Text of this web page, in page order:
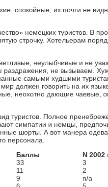
спокойные, их почти не
немецких туристов. В
строчку. Хотельерам
неулыбчивые и не
не вызываем.
самыми худшими
должен говорить на их
неохотно дающие чаевые,
туристов. Полное
симпатии и немцы,
шорты. А вот манера
персонала.
Баллы N 2002
33 3
11 2
9 n/a